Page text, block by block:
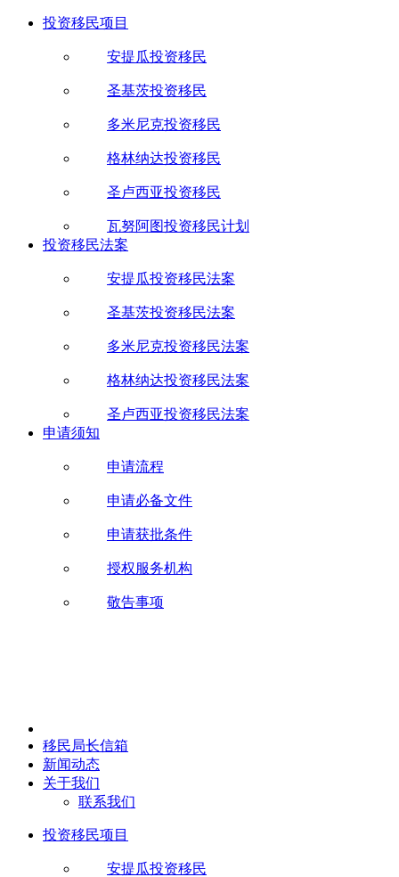
投资移民项目
安提瓜投资移民
圣基茨投资移民
多米尼克投资移民
格林纳达投资移民
圣卢西亚投资移民
瓦努阿图投资移民计划
投资移民法案
安提瓜投资移民法案
圣基茨投资移民法案
多米尼克投资移民法案
格林纳达投资移民法案
圣卢西亚投资移民法案
申请须知
申请流程
申请必备文件
申请获批条件
授权服务机构
敬告事项
移民局长信箱
新闻动态
关于我们
联系我们
投资移民项目
安提瓜投资移民